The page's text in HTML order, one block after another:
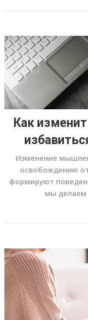
Как
Изменение
освобождению
формируют
мы делаем